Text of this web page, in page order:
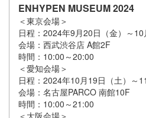
ENHYPEN MUSEUM 2024
＜東京会場＞
日程：2024年9月20日（金）～10
会場：西武渋谷店 A館2F
時間：10:00～20:00
＜愛知会場＞
日程：2024年10月19日（土）～
会場：名古屋PARCO 南館10F
時間：10:00～21:00
＜大阪会場＞